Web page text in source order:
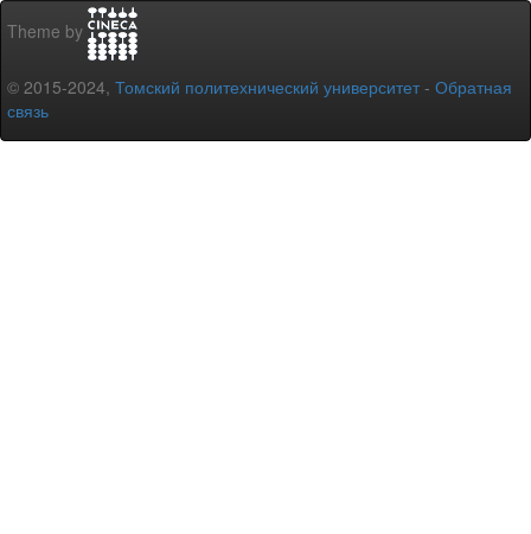
Theme by
© 2015-2024, Томский политехнический университет - Обратная
связь